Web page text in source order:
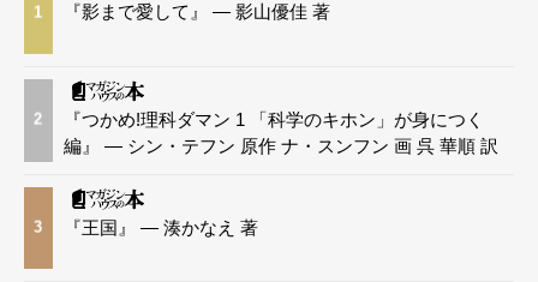
1 『影まで愛して』 — 影山優佳 著
2
『つかめ!理科ダマン 1 「科学のキホン」が身につく
編』 — シン・テフン 原作 ナ・スンフン 画 呉 華順 訳
3 『王国』 — 湊かなえ 著